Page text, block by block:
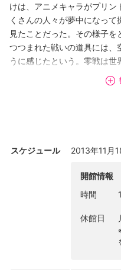
けは、アニメキャラがプリン
くさんの人々が夢中になっ
見たことだった。その様子
つつまれた戦いの道具には、
うに感じたという。零戦は
機として散っていった、儚
空しさや、死、儚い時間な
[画像: 戸泉恵徳 「フライン
クリル h97 × w162mm]
スケジュール 2013年11月
開館情報
時間
休館日